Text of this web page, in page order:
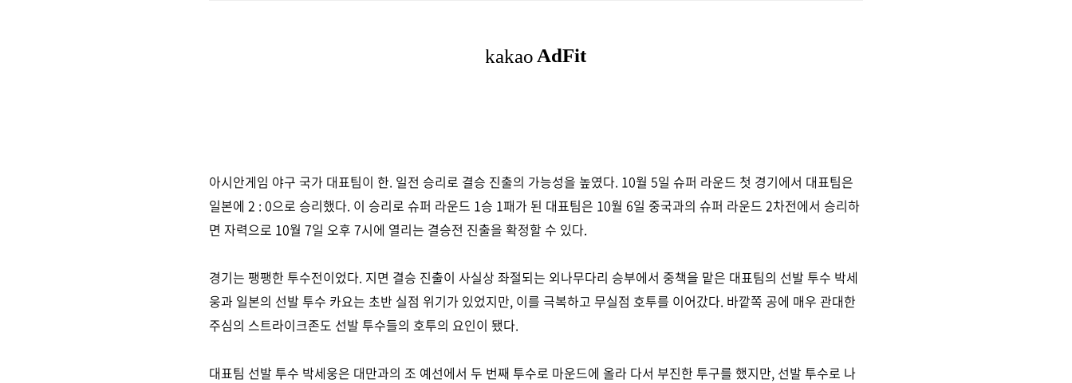
아시안게임 야구 국가 대표팀이 한. 일전 승리로 결승 진출의 가능성을 높였다. 10월 5일 슈퍼 라운드 첫 경기에서 대표팀은
일본에 2 : 0으로 승리했다. 이 승리로 슈퍼 라운드 1승 1패가 된 대표팀은 10월 6일 중국과의 슈퍼 라운드 2차전에서 승리하
면 자력으로 10월 7일 오후 7시에 열리는 결승전 진출을 확정할 수 있다.
경기는 팽팽한 투수전이었다. 지면 결승 진출이 사실상 좌절되는 외나무다리 승부에서 중책을 맡은 대표팀의 선발 투수 박세
웅과 일본의 선발 투수 카요는 초반 실점 위기가 있었지만, 이를 극복하고 무실점 호투를 이어갔다. 바깥쪽 공에 매우 관대한
주심의 스트라이크존도 선발 투수들의 호투의 요인이 됐다.
대표팀 선발 투수 박세웅은 대만과의 조 예선에서 두 번째 투수로 마운드에 올라 다서 부진한 투구를 했지만, 선발 투수로 나